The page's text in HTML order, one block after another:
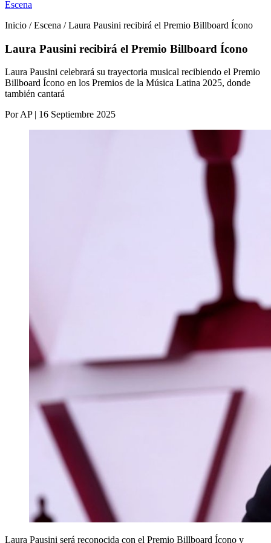
Escena
Inicio / Escena / Laura Pausini recibirá el Premio Billboard Ícono
Laura Pausini recibirá el Premio Billboard Ícono
Laura Pausini celebrará su trayectoria musical recibiendo el Premio
Billboard Ícono en los Premios de la Música Latina 2025, donde
también cantará
Por AP | 16 Septiembre 2025
Laura Pausini será reconocida con el Premio Billboard Ícono y